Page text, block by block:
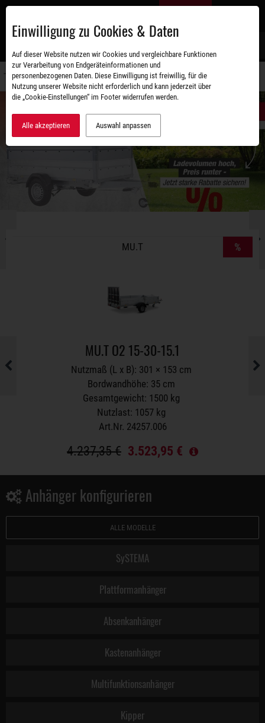
Zum
MU.T %
MU.T O2 15-30-15.1
Nutzmaß (L x B): 301 × 153 cm
Bordwandhöhe: 35 cm
Gesamtgewicht: 1500 kg
Nutzlast: 1057 kg
Art.Nr. 24257.006
4.237,35 € 3.523,95 €
Anhänger konfigurieren
ALLE MODELLE
SySTEMA
Plattformanhänger
Absenkanhänger
Kastenanhänger
Multifunktionsanhänger
Kipper
Einwilligung zu Cookies & Daten
Auf dieser Website nutzen wir Cookies und vergleichbare Funktionen
zur Verarbeitung von Endgeräteinformationen und
personenbezogenen Daten. Diese Einwilligung ist freiwillig, für die
Nutzung unserer Website nicht erforderlich und kann jederzeit über
die „Cookie-Einstellungen“ im Footer widerrufen werden.
Alle akzeptieren Auswahl anpassen